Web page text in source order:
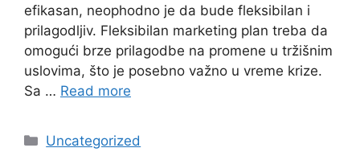
efikasan, neophodno je da bude fleksibilan i
prilagodljiv. Fleksibilan marketing plan treba da
omogući brze prilagodbe na promene u tržišnim
uslovima, što je posebno važno u vreme krize.
Sa … Read more
Categories
Uncategorized